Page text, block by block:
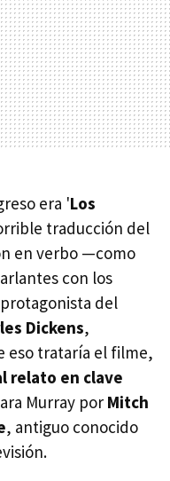
era 'Los
traducción del
en verbo —como
con los
del
Dickens,
eso trataría el filme,
relato en clave
Murray por Mitch
, antiguo conocido